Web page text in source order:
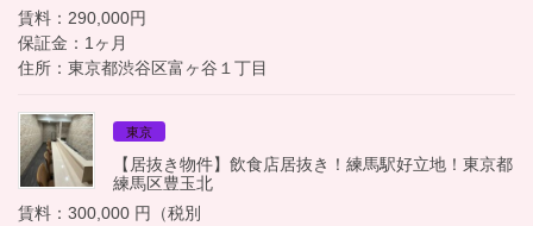
賃料：290,000円
保証金：1ヶ月
住所：東京都渋谷区富ヶ谷１丁目
東京
【居抜き物件】飲食店居抜き！練馬駅好立地！東京都
練馬区豊玉北
賃料：300,000 円（税別